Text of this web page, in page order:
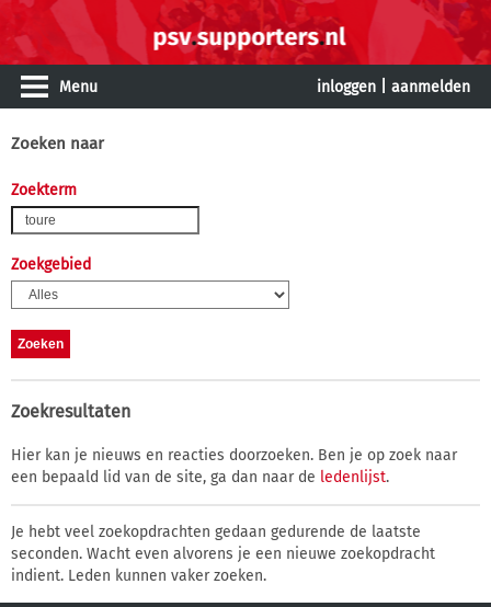
Menu inloggen aanmelden
Zoeken naar
Zoekterm
Zoekgebied
Zoekresultaten
Hier kan je nieuws en reacties doorzoeken. Ben je op zoek naar
een bepaald lid van de site, ga dan naar de ledenlijst.
Je hebt veel zoekopdrachten gedaan gedurende de laatste
seconden. Wacht even alvorens je een nieuwe zoekopdracht
indient. Leden kunnen vaker zoeken.